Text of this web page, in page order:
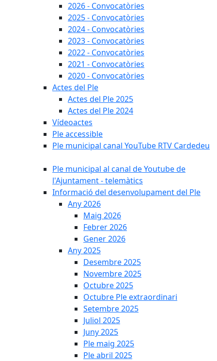
2026 - Convocatòries
2025 - Convocatòries
2024 - Convocatòries
2023 - Convocatòries
2022 - Convocatòries
2021 - Convocatòries
2020 - Convocatòries
Actes del Ple
Actes del Ple 2025
Actes del Ple 2024
Vídeoactes
Ple accessible
Ple municipal canal YouTube RTV Cardedeu
Ple municipal al canal de Youtube de
l'Ajuntament - telemàtics
Informació del desenvolupament del Ple
Any 2026
Maig 2026
Febrer 2026
Gener 2026
Any 2025
Desembre 2025
Novembre 2025
Octubre 2025
Octubre Ple extraordinari
Setembre 2025
Juliol 2025
Juny 2025
Ple maig 2025
Ple abril 2025